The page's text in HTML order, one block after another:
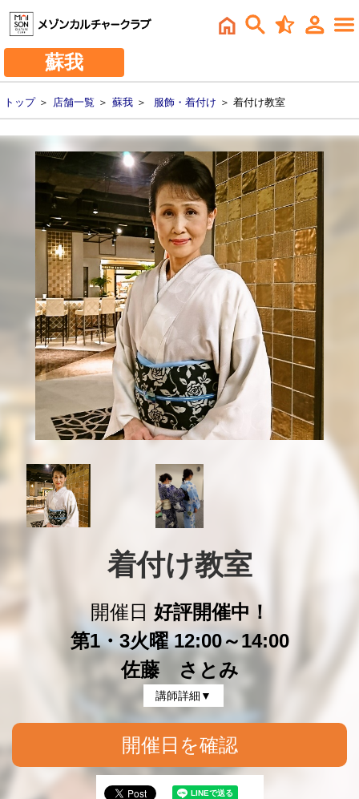
蘇我
トップ＞ 店舗一覧 ＞ 蘇我 ＞ 服飾・着付け ＞ 着付け教室
着付け教室
開催日 好評開催中！
第1・3火曜 12:00～14:00
佐藤 さとみ
講師詳細▼
開催日を確認